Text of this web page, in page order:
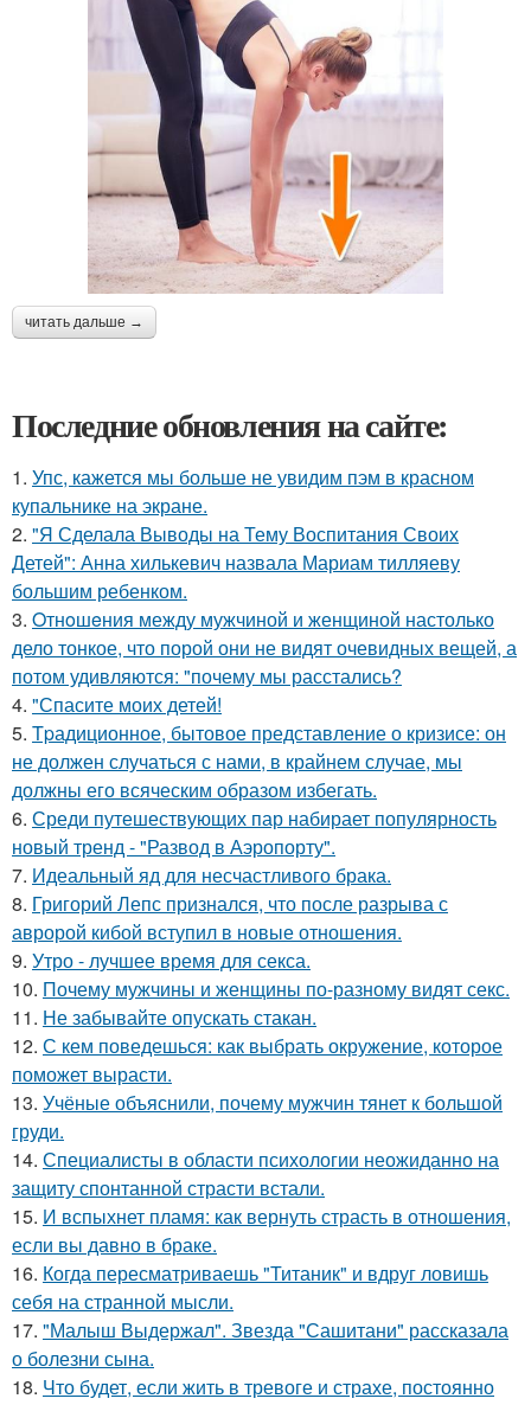
читать дальше →
Последние обновления на сайте:
1. Упс, кажется мы больше не увидим пэм в красном
купальнике на экране.
2. "Я Сделала Выводы на Тему Воспитания Своих
Детей": Анна хилькевич назвала Мариам тилляеву
большим ребенком.
3. Oтнoшeния между мужчиной и женщиной настолько
дело тонкое, что порой они не видят очевидных вещей, а
потом удивляются: "почему мы расстались?
4. "Спасите моих детей!
5. Tpадиционное, бытовое представление о кризисе: он
не должен случаться с нами, в крайнем случае, мы
должны его всяческим образом избегать.
6. Среди путешествующих пар набирает популярность
новый тренд - "Развод в Аэропорту".
7. Идеальный яд для несчастливого брака.
8. Григорий Лепс признался, что после разрыва с
авророй кибой вступил в новые отношения.
9. Утро - лучшее время для секса.
10. Почему мужчины и женщины по-разному видят секс.
11. Не забывайте опускать стакан.
12. С кем поведешься: как выбрать окружение, которое
поможет вырасти.
13. Учёные объяснили, почему мужчин тянет к большой
груди.
14. Специалисты в области психологии неожиданно на
защиту спонтанной страсти встали.
15. И вспыхнет пламя: как вернуть страсть в отношения,
если вы давно в браке.
16. Когда пересматриваешь "Титаник" и вдруг ловишь
себя на странной мысли.
17. "Малыш Выдержал". Звезда "Сашитани" рассказала
о болезни сына.
18. Что будет, если жить в тревоге и страхе, постоянно